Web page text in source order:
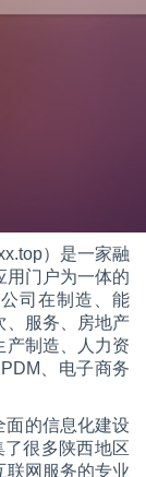
）是一家融
用门户为一体的
司在制造、能
、服务、房地产
产制造、人力资
、电子商务
面的信息化建设
了很多陕西地区
联网服务的专业